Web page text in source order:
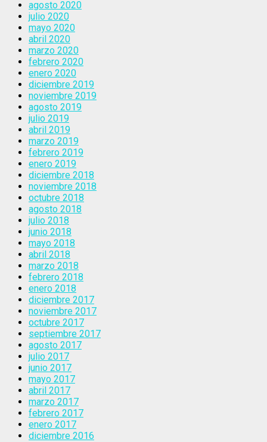
agosto 2020
julio 2020
mayo 2020
abril 2020
marzo 2020
febrero 2020
enero 2020
diciembre 2019
noviembre 2019
agosto 2019
julio 2019
abril 2019
marzo 2019
febrero 2019
enero 2019
diciembre 2018
noviembre 2018
octubre 2018
agosto 2018
julio 2018
junio 2018
mayo 2018
abril 2018
marzo 2018
febrero 2018
enero 2018
diciembre 2017
noviembre 2017
octubre 2017
septiembre 2017
agosto 2017
julio 2017
junio 2017
mayo 2017
abril 2017
marzo 2017
febrero 2017
enero 2017
diciembre 2016